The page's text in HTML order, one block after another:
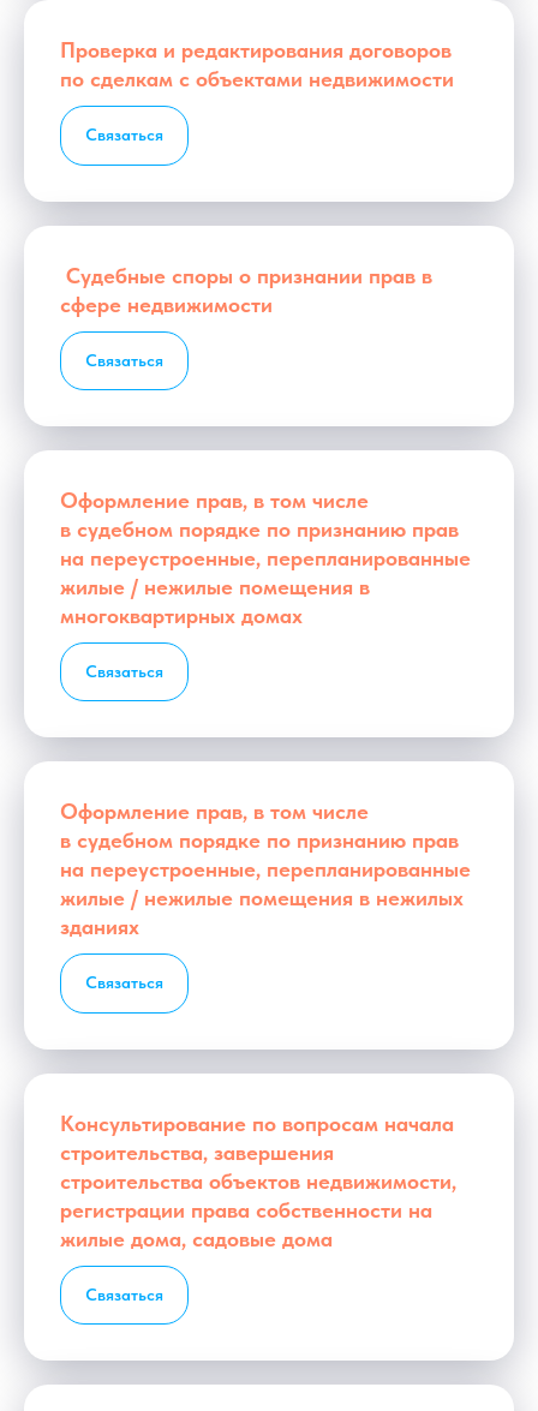
Проверка и редактирования договоров
по сделкам с объектами недвижимости
Связаться
Судебные споры о признании прав в
сфере недвижимости
Связаться
Оформление прав, в том числе
в судебном порядке по признанию прав
на переустроенные, перепланированные
жилые / нежилые помещения в
многоквартирных домах
Связаться
Оформление прав, в том числе
в судебном порядке по признанию прав
на переустроенные, перепланированные
жилые / нежилые помещения в нежилых
зданиях
Связаться
Консультирование по вопросам начала
строительства, завершения
строительства объектов недвижимости,
регистрации права собственности на
жилые дома, садовые дома
Связаться